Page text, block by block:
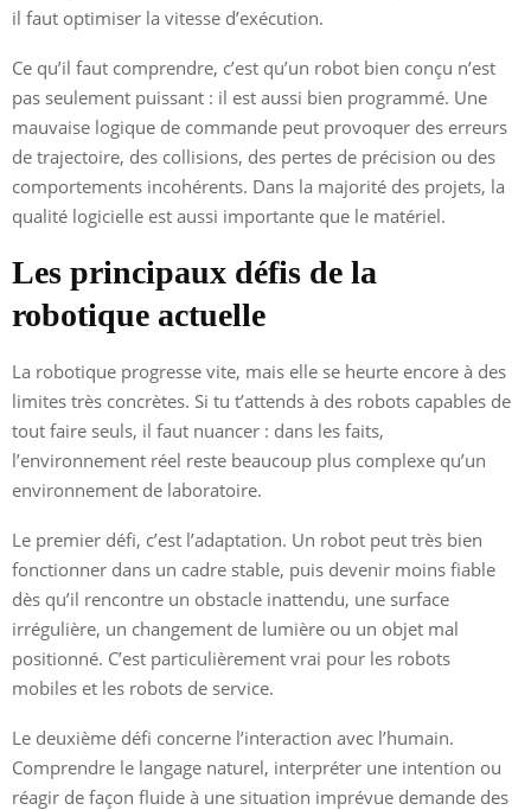
il faut optimiser la vitesse d’exécution.
Ce qu’il faut comprendre, c’est qu’un robot bien conçu n’est
pas seulement puissant : il est aussi bien programmé. Une
mauvaise logique de commande peut provoquer des erreurs
de trajectoire, des collisions, des pertes de précision ou des
comportements incohérents. Dans la majorité des projets, la
qualité logicielle est aussi importante que le matériel.
Les principaux défis de la
robotique actuelle
La robotique progresse vite, mais elle se heurte encore à des
limites très concrètes. Si tu t’attends à des robots capables de
tout faire seuls, il faut nuancer : dans les faits,
l’environnement réel reste beaucoup plus complexe qu’un
environnement de laboratoire.
Le premier défi, c’est l’adaptation. Un robot peut très bien
fonctionner dans un cadre stable, puis devenir moins fiable
dès qu’il rencontre un obstacle inattendu, une surface
irrégulière, un changement de lumière ou un objet mal
positionné. C’est particulièrement vrai pour les robots
mobiles et les robots de service.
Le deuxième défi concerne l’interaction avec l’humain.
Comprendre le langage naturel, interpréter une intention ou
réagir de façon fluide à une situation imprévue demande des